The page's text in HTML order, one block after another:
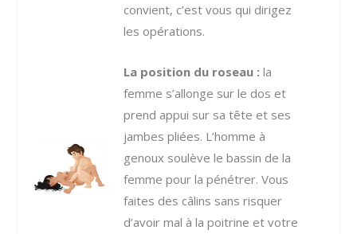
convient, c’est vous qui dirigez
les opérations.
La position du roseau : la
femme s’allonge sur le dos et
prend appui sur sa tête et ses
jambes pliées. L’homme à
genoux soulève le bassin de la
femme pour la pénétrer. Vous
faites des câlins sans risquer
d’avoir mal à la poitrine et votre